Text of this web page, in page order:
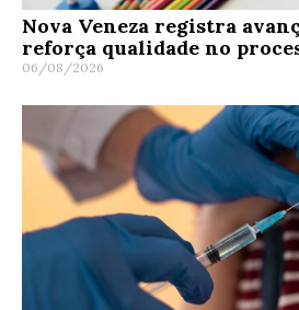
Nova Veneza registra
reforça qualidade no
06/08/2026